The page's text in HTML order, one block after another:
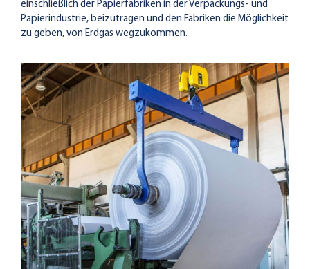
einschließlich der Papierfabriken in der Verpackungs- und
Papierindustrie, beizutragen und den Fabriken die Möglichkeit
zu geben, von Erdgas wegzukommen.